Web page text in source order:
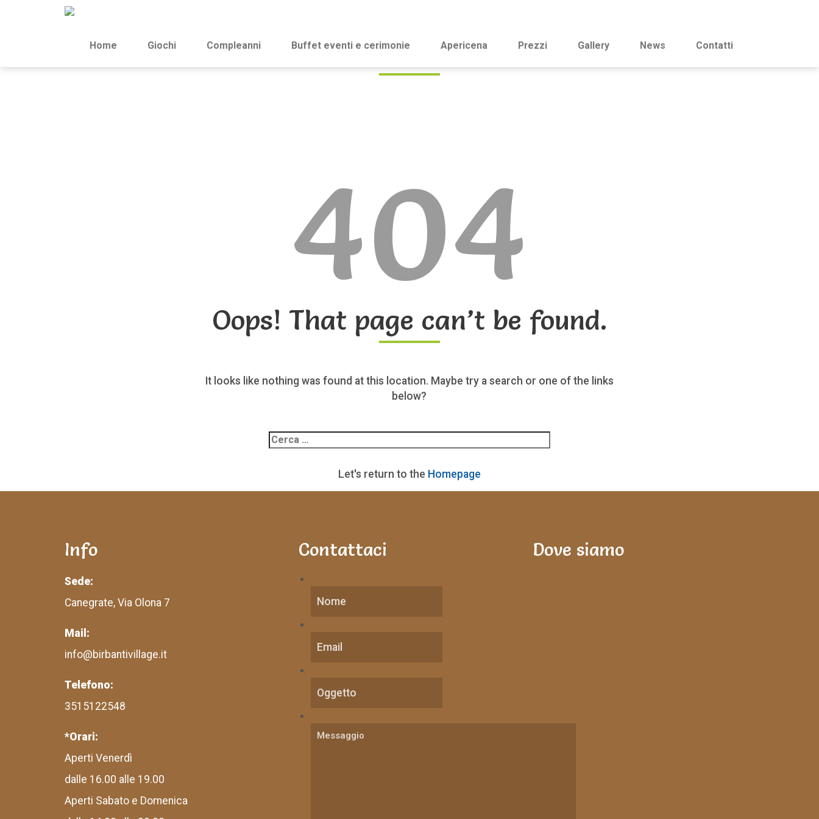
Home Giochi Compleanni Buffet eventi e cerimonie Apericena Prezzi Gallery News Contatti
404
Oops! That page can’t be found.
It looks like nothing was found at this location. Maybe try a search or one of the links
below?
per:
Let's return to the Homepage
Info
Sede:
Canegrate, Via Olona 7
Mail:
info@birbantivillage.it
Telefono:
3515122548
*Orari:
Aperti Venerdì
dalle 16.00 alle 19.00
Aperti Sabato e Domenica
Contattaci Dove siamo